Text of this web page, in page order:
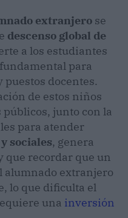
extranjero se
descenso global de
a los estudiantes
para
docentes.
de estos niños
junto con la
para atender
sociales, genera
que recordar que un
alumnado extranjero
lo que dificulta el
una inversión